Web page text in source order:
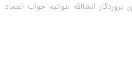
انشاالله بتوانیم جواب اعتماد